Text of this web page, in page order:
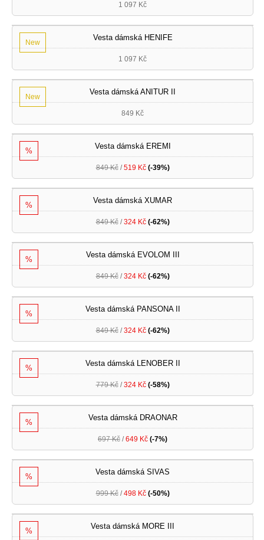
1 097 Kč
New
Vesta dámská HENIFE
1 097 Kč
New
Vesta dámská ANITUR II
849 Kč
%
Vesta dámská EREMI
849 Kč/519 Kč (-39%)
%
Vesta dámská XUMAR
849 Kč/324 Kč (-62%)
%
Vesta dámská EVOLOM III
849 Kč/324 Kč (-62%)
%
Vesta dámská PANSONA II
849 Kč/324 Kč (-62%)
%
Vesta dámská LENOBER II
779 Kč/324 Kč (-58%)
%
Vesta dámská DRAONAR
697 Kč /649 Kč (-7%)
%
Vesta dámská SIVAS
999 Kč/498 Kč (-50%)
%
Vesta dámská MORE III